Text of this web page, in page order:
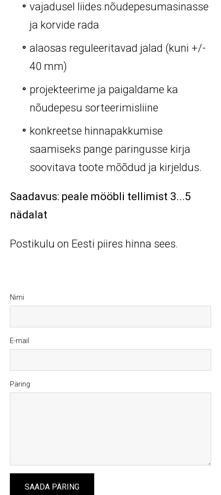
vajadusel liides nõudepesumasinasse
ja korvide rada
alaosas reguleeritavad jalad (kuni +/-
40 mm)
projekteerime ja paigaldame ka
nõudepesu sorteerimisliine
konkreetse hinnapakkumise
saamiseks pange päringusse kirja
soovitava toote mõõdud ja kirjeldus.
Saadavus: peale mööbli tellimist 3...5
nädalat
Postikulu on Eesti piires hinna sees.
Nimi
E-mail
Päring